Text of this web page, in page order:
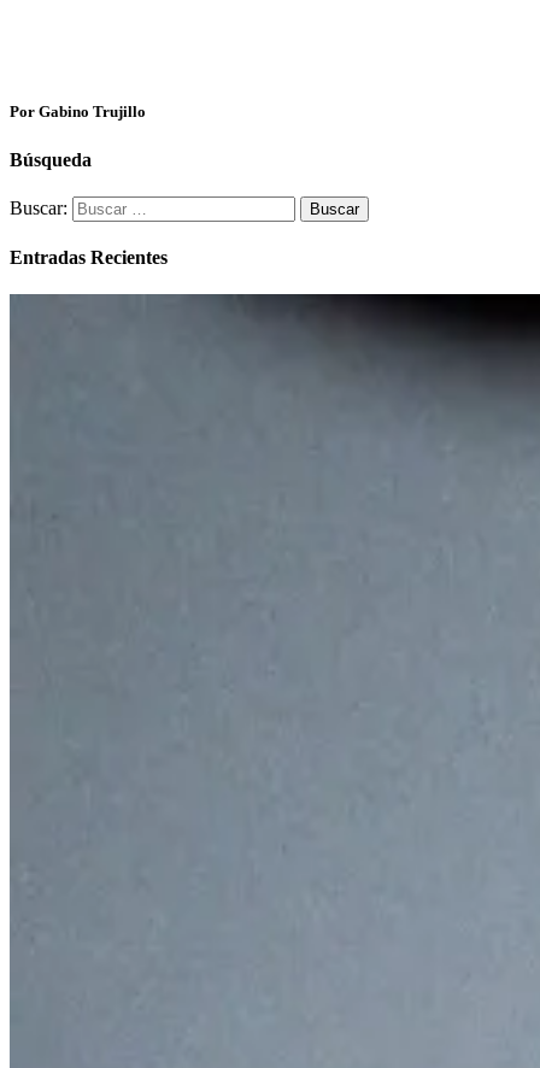
Por Gabino Trujillo
Búsqueda
Buscar:
Entradas Recientes